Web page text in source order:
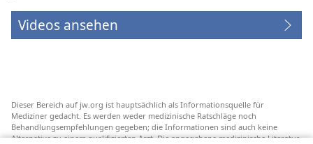
Videos ansehen
Dieser Bereich auf jw.org ist hauptsächlich als Informationsquelle für
Mediziner gedacht. Es werden weder medizinische Ratschläge noch
Behandlungsempfehlungen gegeben; die Informationen sind auch keine
Alternative zu einem qualifizierten Arzt. Die angegebene medizinische Literatur